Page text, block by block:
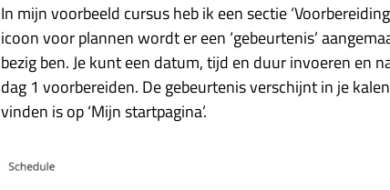
In mijn voorbeeld cursus heb ik een sectie
icoon voor plannen wordt er een ‘gebeurtenis’
bezig ben. Je kunt een datum, tijd en duur invoeren en
dag 1 voorbereiden. De gebeurtenis verschijnt in je
vinden is op ‘Mijn startpagina’.